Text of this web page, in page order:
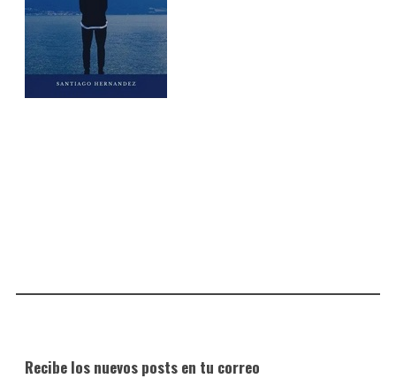
Recibe los nuevos posts en tu correo